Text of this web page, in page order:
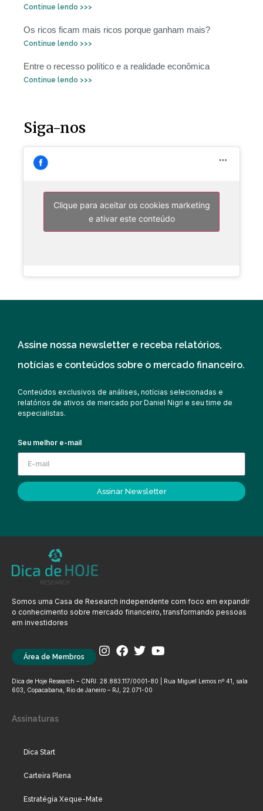
Continue lendo >>>
Os ricos ficam mais ricos porque ganham mais?
Continue lendo >>>
Entre o recesso político e a realidade econômica
Continue lendo >>>
Siga-nos
Clique para aceitar os cookies marketing
e ativar este conteúdo
Assine nossa newsletter e receba relatórios,
notícias e conteúdos sobre o mercado financeiro.
Conteúdos exclusivos de análises, notícias selecionadas e
relatórios de ativos de mercado por Daniel Nigri e seu time de
especialistas.
Seu melhor e-mail
Assinar Newsletter
Somos uma Casa de Research independente com foco em expandir
o conhecimento sobre mercado financeiro, transformando pessoas
em investidores
Área de Membros
Dica de Hoje Research – CNPJ: 28.883.117/0001-80 | Rua Miguel Lemos nº 41, sala
603, Copacabana, Rio de Janeiro – RJ, 22.071-00
Assinaturas
Dica Start
Carteira Plena
Estratégia Xeque-Mate